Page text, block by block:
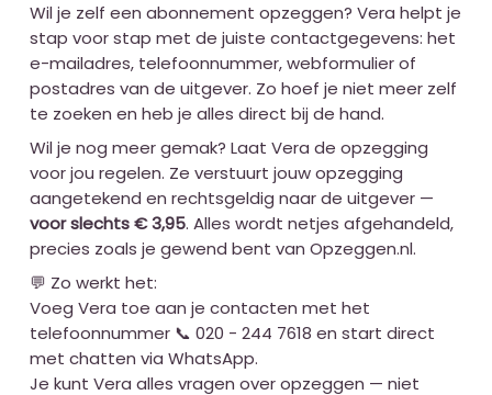
Wil je zelf een abonnement opzeggen? Vera helpt je
stap voor stap met de juiste contactgegevens: het
e-mailadres, telefoonnummer, webformulier of
postadres van de uitgever. Zo hoef je niet meer zelf
te zoeken en heb je alles direct bij de hand.
Wil je nog meer gemak? Laat Vera de opzegging
voor jou regelen. Ze verstuurt jouw opzegging
aangetekend en rechtsgeldig naar de uitgever —
voor slechts € 3,95. Alles wordt netjes afgehandeld,
precies zoals je gewend bent van Opzeggen.nl.
💬 Zo werkt het:
Voeg Vera toe aan je contacten met het
telefoonnummer 📞 020 - 244 7618 en start direct
met chatten via WhatsApp.
Je kunt Vera alles vragen over opzeggen — niet